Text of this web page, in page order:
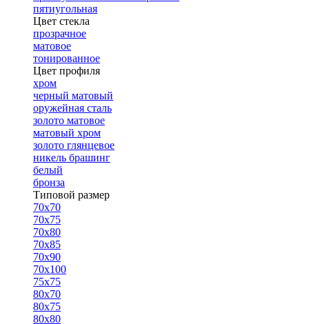
пятиугольная
Цвет стекла
прозрачное
матовое
тонированное
Цвет профиля
хром
черный матовый
оружейная сталь
золото матовое
матовый хром
золото глянцевое
никель брашинг
белый
бронза
Типовой размер
70х70
70х75
70х80
70х85
70х90
70х100
75х75
80х70
80х75
80х80